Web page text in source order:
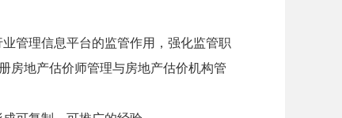
管理信息平台的监管作用，强化监管职
房地产估价师管理与房地产估价机构管